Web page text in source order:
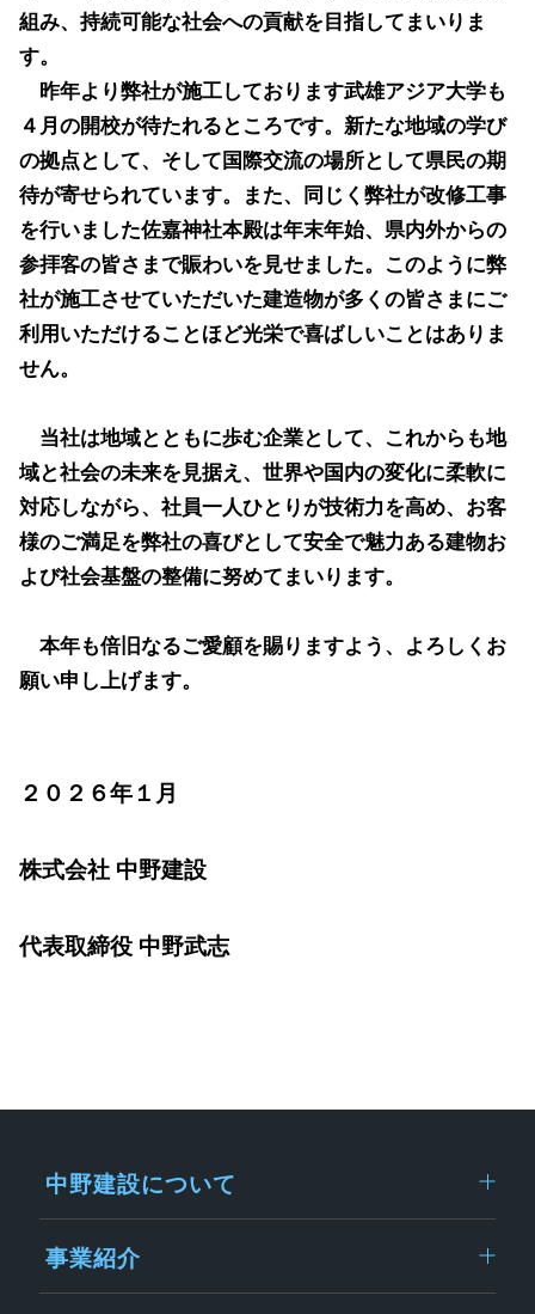
組み、持続可能な社会への貢献を目指してまいりま
す。
昨年より弊社が施工しております武雄アジア大学も
４月の開校が待たれるところです。新たな地域の学び
の拠点として、そして国際交流の場所として県民の期
待が寄せられています。また、同じく弊社が改修工事
を行いました佐嘉神社本殿は年末年始、県内外からの
参拝客の皆さまで賑わいを見せました。
このように弊
社が施工させていただいた建造物が多くの皆さまにご
利用いただけることほど光栄で喜ばしいことはありま
せん。
当社は地域とともに歩む企業として、これからも地
域と社会の未来を見据え、世界や国内の変化に柔軟に
対応しながら、社員一人ひとりが技術力を高め、お客
様のご満足を弊社の喜びとして安全で魅力ある建物お
よび社会基盤の整備に努めてまいります。
本年も倍旧なるご愛顧を賜りますよう、よろしくお
願い申し上げます。
２０２６年１月
株式会社 中野建設
代表取締役 中野武志
中野建設について
事業紹介